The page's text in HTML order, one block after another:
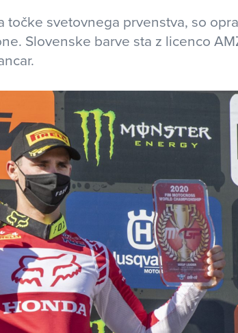
točke svetovnega prvenstva, so
Slovenske barve sta z licenco